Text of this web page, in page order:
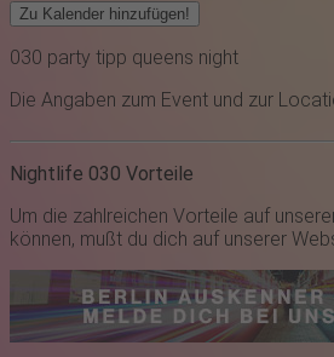
Zu Kalender hinzufügen!
030 party tipp queens night
Die Angaben zum Event und zur
Nightlife 030 Vorteile
Um die zahlreichen Vorteile auf
können, mußt du dich auf unserer